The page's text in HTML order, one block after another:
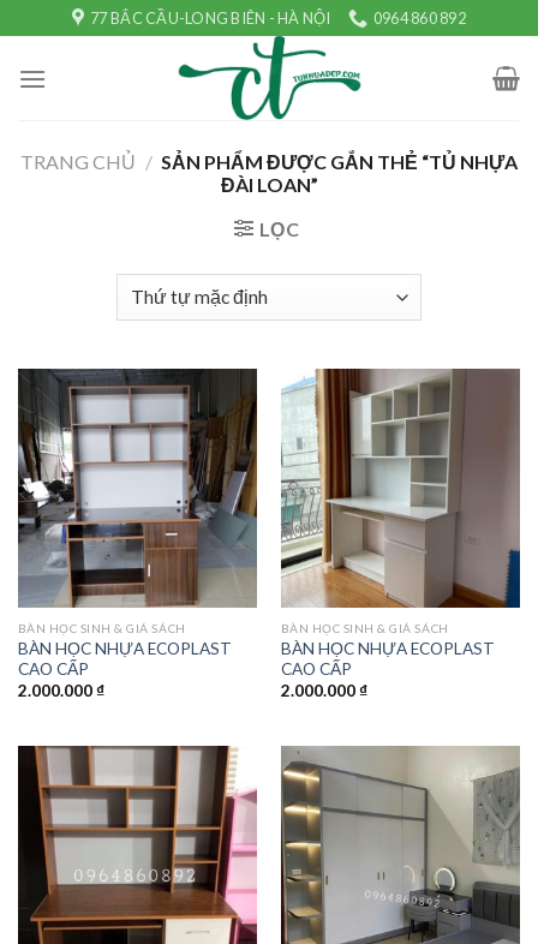
to
content
77 BẮC CẦU-LONG BIÊN - HÀ NỘI 0964 860 892
TRANG CHỦ / SẢN PHẨM ĐƯỢC GẮN THẺ “TỦ NHỰA
ĐÀI LOAN”
LỌC
BÀN HỌC SINH & GIÁ SÁCH
BÀN HỌC NHỰA ECOPLAST
CAO CẤP
2.000.000₫
BÀN HỌC SINH & GIÁ SÁCH
BÀN HỌC NHỰA ECOPLAST
CAO CẤP
2.000.000₫